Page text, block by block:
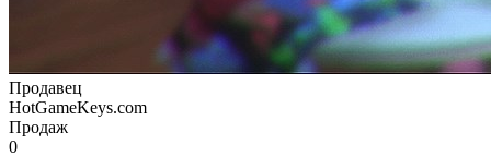
Продавец
HotGameKeys.com
Продаж
0